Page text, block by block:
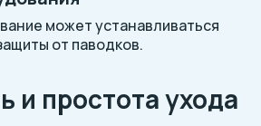
может устанавливаться
от паводков.
и простота ухода